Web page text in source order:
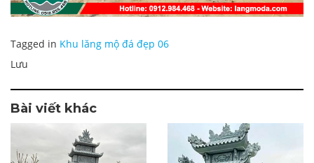
Tagged in Khu lăng mộ đá đẹp 06
Lưu
Bài viết khác